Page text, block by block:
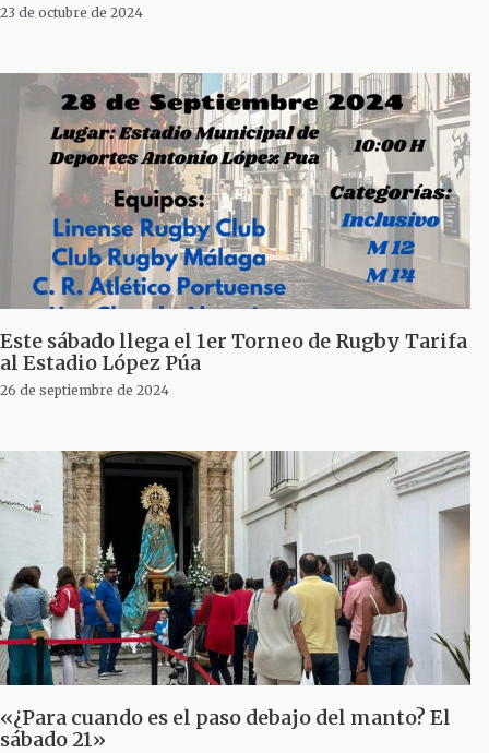
23 de octubre de 2024
Este sábado llega el 1er Torneo de Rugby Tarifa
al Estadio López Púa
26 de septiembre de 2024
«¿Para cuando es el paso debajo del manto? El
sábado 21»